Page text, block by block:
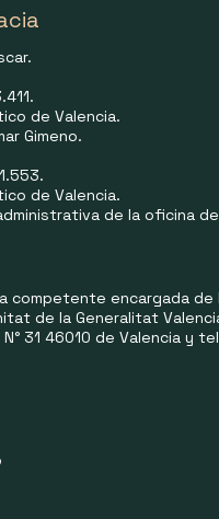
de Valencia.
Gimeno.
de Valencia.
de la oficina de
competente encargada de
de la Generalitat
31 46010 de Valencia y